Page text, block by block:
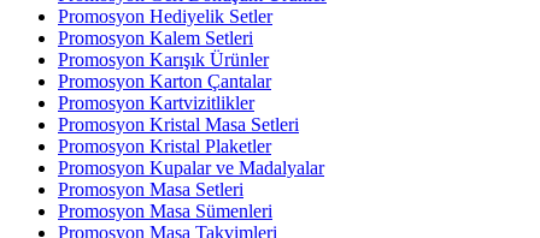
Promosyon Hediyelik Setler
Promosyon Kalem Setleri
Promosyon Karışık Ürünler
Promosyon Karton Çantalar
Promosyon Kartvizitlikler
Promosyon Kristal Masa Setleri
Promosyon Kristal Plaketler
Promosyon Kupalar ve Madalyalar
Promosyon Masa Setleri
Promosyon Masa Sümenleri
Promosyon Masa Takvimleri